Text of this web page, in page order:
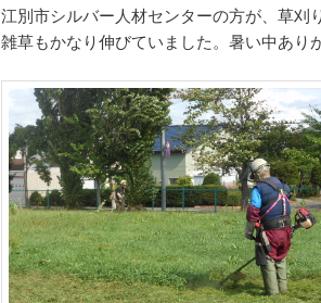
江別市シルバー人材センターの方が、草刈
雑草もかなり伸びていました。暑い中あり